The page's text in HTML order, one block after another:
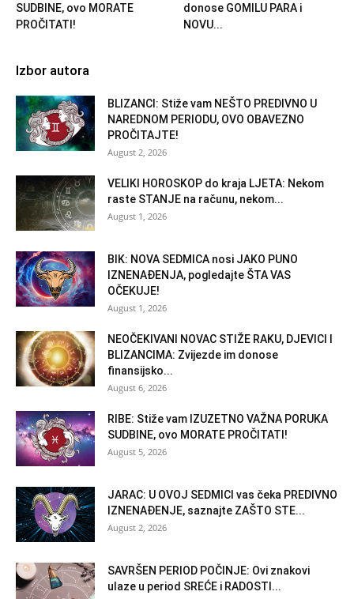
SUDBINE, ovo MORATE
PROČITATI!
donose GOMILU PARA i
NOVU...
Izbor autora
BLIZANCI: Stiže vam NEŠTO PREDIVNO U
NAREDNOM PERIODU, OVO OBAVEZNO
PROČITAJTE!
August 2, 2026
VELIKI HOROSKOP do kraja LJETA: Nekom
raste STANJE na računu, nekom...
August 1, 2026
BIK: NOVA SEDMICA nosi JAKO PUNO
IZNENAĐENJA, pogledajte ŠTA VAS
OČEKUJE!
August 1, 2026
NEOČEKIVANI NOVAC STIŽE RAKU, DJEVICI I
BLIZANCIMA: Zvijezde im donose
finansijsko...
August 6, 2026
RIBE: Stiže vam IZUZETNO VAŽNA PORUKA
SUDBINE, ovo MORATE PROČITATI!
August 5, 2026
JARAC: U OVOJ SEDMICI vas čeka PREDIVNO
IZNENAĐENJE, saznajte ZAŠTO STE...
August 2, 2026
SAVRŠEN PERIOD POČINJE: Ovi znakovi
ulaze u period SREĆE i RADOSTI...